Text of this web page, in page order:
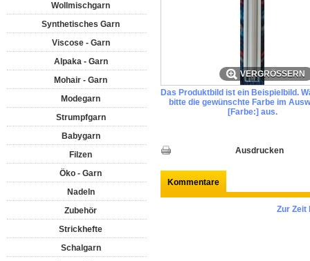
Wollmischgarn
Synthetisches Garn
Viscose - Garn
Alpaka - Garn
Mohair - Garn
Modegarn
Strumpfgarn
Babygarn
Filzen
Öko - Garn
Nadeln
Zubehör
Strickhefte
Schalgarn
VERGRÖSSERN
Das Produktbild ist ein Beispielbild.
bitte die gewünschte Farbe im
[Farbe:] aus.
Ausdrucken
Kommentare
Zur Zeit